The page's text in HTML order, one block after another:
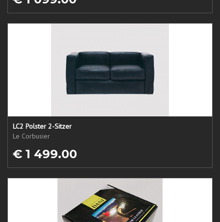
LC2 Polster 2-Sitzer
Le Corbusier
€ 1 499.00